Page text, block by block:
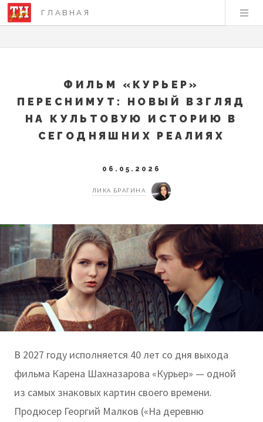
ГЛАВНАЯ
ФИЛЬМ «КУРЬЕР»
ПЕРЕСНИМУТ: НОВЫЙ ВЗГЛЯД
НА КУЛЬТОВУЮ ИСТОРИЮ В
СЕГОДНЯШНИХ РЕАЛИЯХ
06.05.2026
ЛИКА БРАГИНА
В 2027 году исполняется 40 лет со дня выхода
фильма Карена Шахназарова «Курьер» — одной
из самых знаковых картин своего времени.
Продюсер Георгий Малков («На деревню